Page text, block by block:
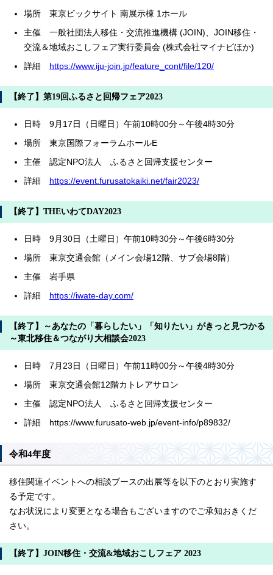
場所 東京ビックサイト 南展示棟 1ホール
主催 一般社団法人移住・交流推進機構 (JOIN)、JOIN移住・
交流＆地域おこしフェア実行委員会 (株式会社マイナビほか)
詳細 https://www.iju-join.jp/feature_cont/file/120/
【終了】第19回ふるさと回帰フェア2023
日時 9月17日（日曜日）午前10時00分～午後4時30分
場所 東京国際フォーラムホールE
主催 認定NPO法人 ふるさと回帰支援センター
詳細 https://event.furusatokaiki.net/fair2023/
【終了】THEいわてDAY2023
日時 9月30日（土曜日）午前10時30分～午後6時30分
場所 東京交通会館（メイン会場12階、サブ会場8階）
主催 岩手県
詳細 https://iwate-day.com/
【終了】～あなたの「暮らしたい」「知りたい」がきっと見つかる
～東北移住＆つながり大相談会2023
日時 7月23日（日曜日）午前11時00分～午後4時30分
場所 東京交通会館12階カトレアサロン
主催 認定NPO法人 ふるさと回帰支援センター
詳細 https://www.furusato-web.jp/event-info/p89832/
令和4年度
移住関連イベントへの相談ブースの出展等を以下のとおり実施す
る予定です。
なお状況により変更となる場合もございますのでご承知おきくだ
さい。
【終了】JOIN移住・交流&地域おこしフェア 2023